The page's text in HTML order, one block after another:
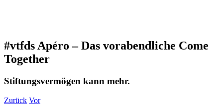
#vtfds Apéro – Das vorabendliche Come
Together
Stiftungsvermögen kann mehr.
Zurück Vor